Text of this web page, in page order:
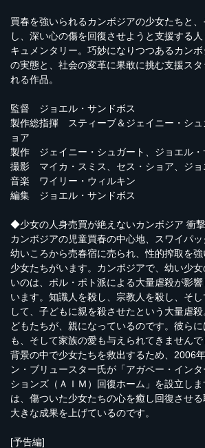
買春を強いられるカンボジアの少女たちと
し、深い心の傷を回復させようと支援する
キュメンタリー。巧妙になりつつあるカン
の実態と、社会の変革に果敢に挑む支援ス
れる作品。
監督 ジョエル・サンドボス
製作総指揮 スティーブ＆ジェイニー・シュ
ョア
製作 ジェイニー・シュガート、ジョエル・
撮影 マイカ・スミス、セス・ショア、ジョ
音楽 ワイリー・ウィルキン
編集 ジョエル・サンドボス
◆少女の人身売買が絶えないカンボジア 衝
カンボジアの児童買春の中心地、スワイパッ
幼いころから売春宿に売られ、性的搾取を
少女たちがいます。カンボジアで、幼い少
いのは、ポル・ポト派による大量虐殺が影
います。知識人を殺し、宗教人を殺し、そ
して、子どもに親を殺させたという大量虐
どもたちが、親になっているのです。彼ら
も、そして家族の愛も与えられてきません
背景の中で少女たちを救出するため、2006
ン・ブリュースター氏が「アガペー・イン
ションズ（ＡＩＭ）回復ホーム」を設立し
は、傷ついた少女たちの心を癒し回復させ
大きな成果を上げているのです。
[予告編]